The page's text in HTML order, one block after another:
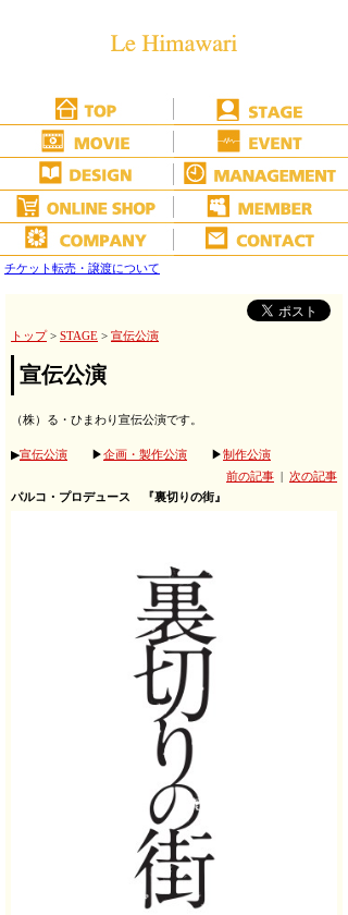
チケット転売・譲渡について
トップ> STAGE > 宣伝公演
宣伝公演
（株）る・ひまわり宣伝公演です。
▶宣伝公演 ▶企画・製作公演 ▶制作公演
前の記事
次の記事
パルコ・プロデュース 『裏切りの街』